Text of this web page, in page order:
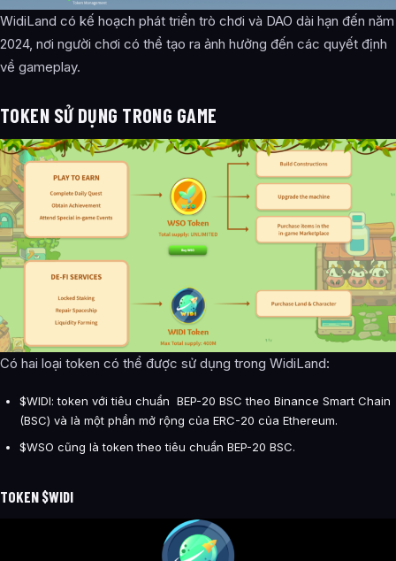
WidiLand có kế hoạch phát triển trò chơi và DAO dài hạn đến năm
2024, nơi người chơi có thể tạo ra ảnh hưởng đến các quyết định
về gameplay.
TOKEN SỬ DỤNG TRONG GAME
Có hai loại token có thể được sử dụng trong WidiLand:
$WIDI: token với tiêu chuẩn BEP-20 BSC theo Binance Smart Chain
(BSC) và là một phần mở rộng của ERC-20 của Ethereum.
$WSO cũng là token theo tiêu chuẩn BEP-20 BSC.
TOKEN $WIDI